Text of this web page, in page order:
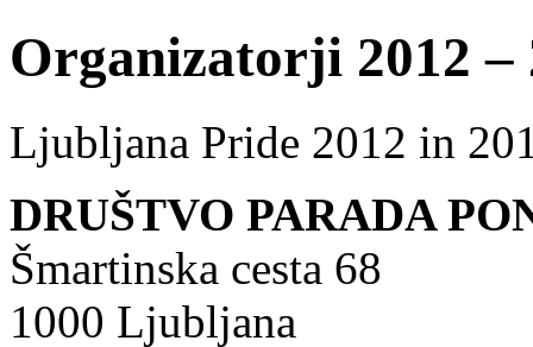
Organizatorji 2012 –
Ljubljana Pride 2012 in
DRUŠTVO PARADA
Šmartinska cesta 68
1000 Ljubljana